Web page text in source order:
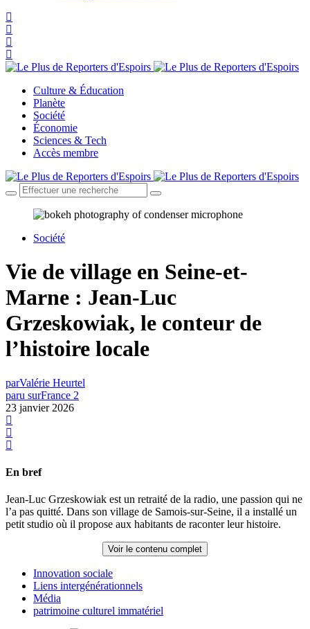
Culture & Éducation
Planète
Société
Économie
Sciences & Tech
Accès membre
Société
Vie de village en Seine-et-
Marne : Jean-Luc
Grzeskowiak, le conteur de
l’histoire locale
parValérie Heurtel
paru surFrance 2
23 janvier 2026
En bref
Jean-Luc Grzeskowiak est un retraité de la radio, une passion qui ne
l’a pas quitté. Dans son village de Samois-sur-Seine, il a installé un
petit studio où il propose aux habitants de raconter leur histoire.
Voir le contenu complet
Innovation sociale
Liens intergénérationnels
Média
patrimoine culturel immatériel